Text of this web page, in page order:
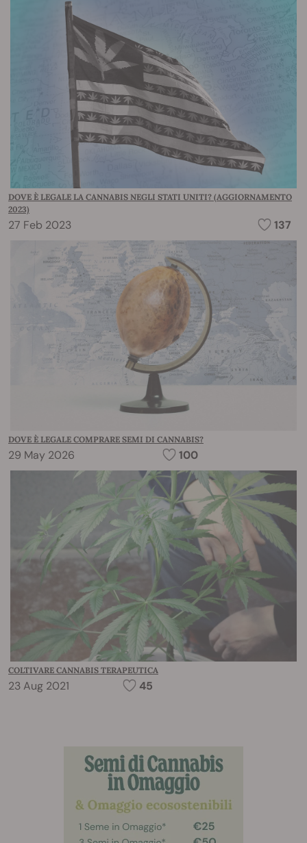
DOVE È LEGALE LA CANNABIS NEGLI STATI UNITI? (AGGIORNAMENTO
2023)
27 Feb 2023 137
DOVE È LEGALE COMPRARE SEMI DI CANNABIS?
29 May 2026 100
COLTIVARE CANNABIS TERAPEUTICA
23 Aug 2021 45